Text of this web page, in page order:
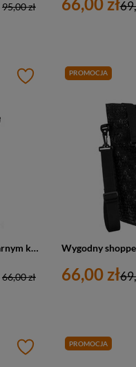
95,00 zł
Duży shopper damski z poliestru w czarnym kolorze pokryty zwierzęcym wzorem - Rovicky
66,00 zł
PROMOCJA
66,00 zł
PROMOCJA